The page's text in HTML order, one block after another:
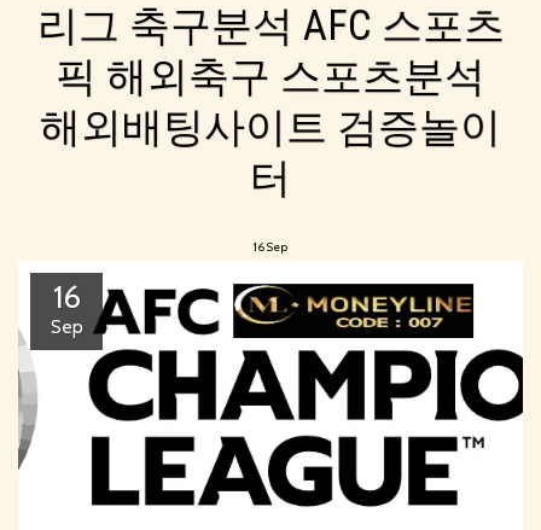
리그 축구분석 AFC 스포츠
픽 해외축구 스포츠분석
해외배팅사이트 검증놀이
터
16Sep
16
Sep